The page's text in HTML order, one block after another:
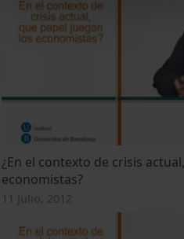
¿En el contexto de crisis
economistas?
11 Julio, 2012